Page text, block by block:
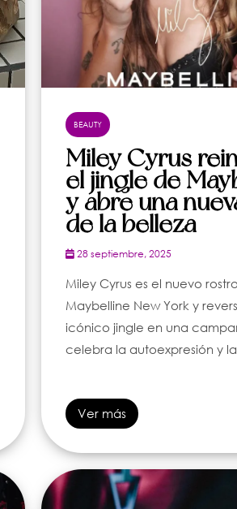
BEAUTY
Miley Cyrus
el jingle de
y abre una
de la belleza
28 septiembre, 2025
Miley Cyrus es el nuevo
Maybelline New York y
icónico jingle en una
celebra la autoexpresión y
Ver más